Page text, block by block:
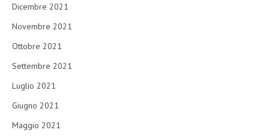
Dicembre 2021
Novembre 2021
Ottobre 2021
Settembre 2021
Luglio 2021
Giugno 2021
Maggio 2021